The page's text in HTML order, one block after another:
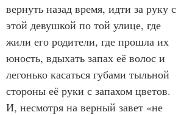
вернуть назад время, идти за руку с
этой девушкой по той улице, где
жили его родители, где прошла их
юность, вдыхать запах её волос и
легонько касаться губами тыльной
стороны её руки с запахом цветов.
И, несмотря на верный завет «не